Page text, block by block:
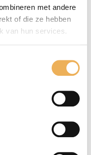
met andere
of die ze hebben
van hun services.
keer wanneer